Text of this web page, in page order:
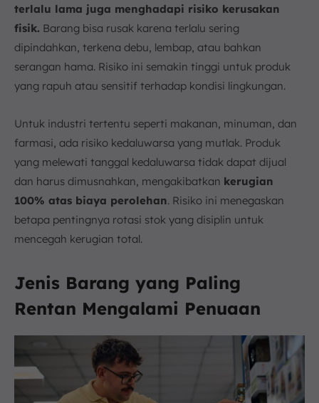
terlalu lama juga menghadapi risiko kerusakan
fisik. Barang bisa rusak karena terlalu sering
dipindahkan, terkena debu, lembap, atau bahkan
serangan hama. Risiko ini semakin tinggi untuk produk
yang rapuh atau sensitif terhadap kondisi lingkungan.
Untuk industri tertentu seperti makanan, minuman, dan
farmasi, ada risiko kedaluwarsa yang mutlak. Produk
yang melewati tanggal kedaluwarsa tidak dapat dijual
dan harus dimusnahkan, mengakibatkan kerugian
100% atas biaya perolehan. Risiko ini menegaskan
betapa pentingnya rotasi stok yang disiplin untuk
mencegah kerugian total.
Jenis Barang yang Paling
Rentan Mengalami Penuaan